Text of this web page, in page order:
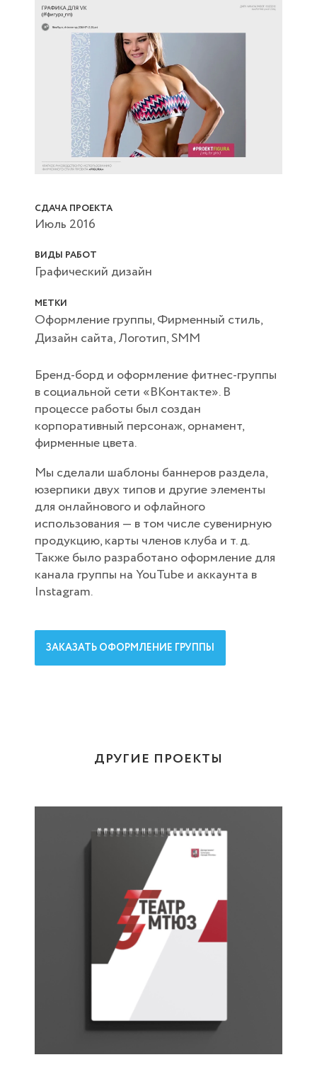
СДАЧА ПРОЕКТА
Июль 2016
ВИДЫ РАБОТ
Графический дизайн
МЕТКИ
Оформление группы, Фирменный стиль,
Дизайн сайта, Логотип, SMM
Бренд-борд и оформление фитнес-группы
в социальной сети «ВКонтакте». В
процессе работы был создан
корпоративный персонаж, орнамент,
фирменные цвета.
Мы сделали шаблоны баннеров раздела,
юзерпики двух типов и другие элементы
для онлайнового и офлайного
использования — в том числе сувенирную
продукцию, карты членов клуба и т. д.
Также было разработано оформление для
канала группы на YouTube и аккаунта в
Instagram.
ЗАКАЗАТЬ ОФОРМЛЕНИЕ ГРУППЫ
ДРУГИЕ ПРОЕКТЫ